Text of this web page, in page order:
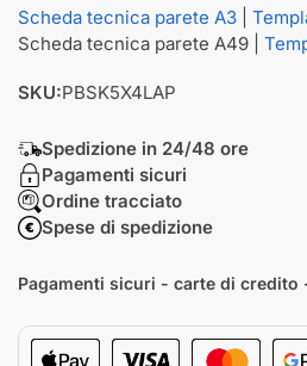
Scheda tecnica parete A3
Scheda tecnica parete A49 |
SKU:PBSK5X4LAP
Spedizione in 24/48 ore
Pagamenti sicuri
Ordine tracciato
Spese di spedizione
Pagamenti sicuri - carte di